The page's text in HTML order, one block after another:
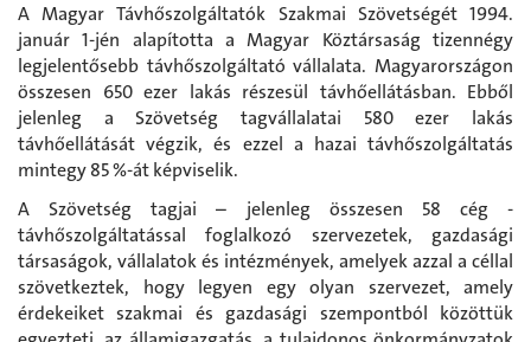
A Magyar Távhőszolgáltatók Szakmai Szövetségét 1994.
január 1-jén alapította a Magyar Köztársaság tizennégy
legjelentősebb távhőszolgáltató vállalata. Magyarországon
összesen 650 ezer lakás részesül távhőellátásban. Ebből
jelenleg a Szövetség tagvállalatai 580 ezer lakás
távhőellátását végzik, és ezzel a hazai távhőszolgáltatás
mintegy 85 %-át képviselik.
A Szövetség tagjai – jelenleg összesen 58 cég -
távhőszolgáltatással foglalkozó szervezetek, gazdasági
társaságok, vállalatok és intézmények, amelyek azzal a céllal
szövetkeztek, hogy legyen egy olyan szervezet, amely
érdekeiket szakmai és gazdasági szempontból közöttük